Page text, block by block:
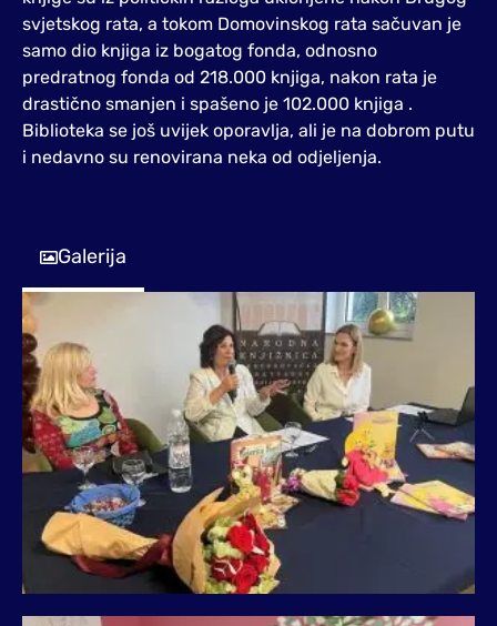
svjetskog rata, a tokom Domovinskog rata sačuvan je
samo dio knjiga iz bogatog fonda, odnosno
predratnog fonda od 218.000 knjiga, nakon rata je
drastično smanjen i spašeno je 102.000 knjiga .
Biblioteka se još uvijek oporavlja, ali je na dobrom putu
i nedavno su renovirana neka od odjeljenja.
Galerija